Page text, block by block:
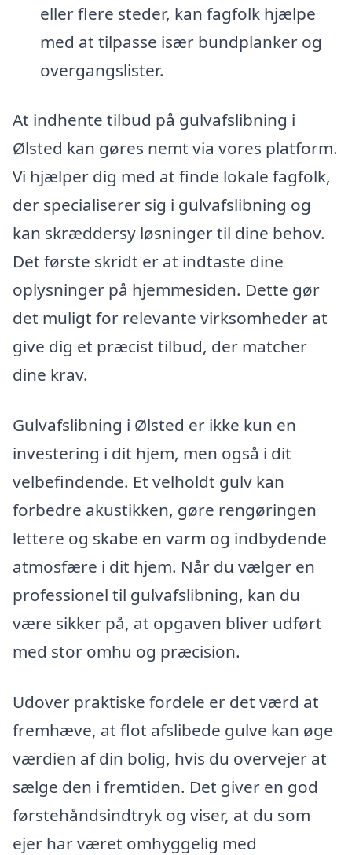
eller flere steder, kan fagfolk hjælpe
med at tilpasse især bundplanker og
overgangslister.
At indhente tilbud på gulvafslibning i
Ølsted kan gøres nemt via vores platform.
Vi hjælper dig med at finde lokale fagfolk,
der specialiserer sig i gulvafslibning og
kan skræddersy løsninger til dine behov.
Det første skridt er at indtaste dine
oplysninger på hjemmesiden. Dette gør
det muligt for relevante virksomheder at
give dig et præcist tilbud, der matcher
dine krav.
Gulvafslibning i Ølsted er ikke kun en
investering i dit hjem, men også i dit
velbefindende. Et velholdt gulv kan
forbedre akustikken, gøre rengøringen
lettere og skabe en varm og indbydende
atmosfære i dit hjem. Når du vælger en
professionel til gulvafslibning, kan du
være sikker på, at opgaven bliver udført
med stor omhu og præcision.
Udover praktiske fordele er det værd at
fremhæve, at flot afslibede gulve kan øge
værdien af din bolig, hvis du overvejer at
sælge den i fremtiden. Det giver en god
førstehåndsindtryk og viser, at du som
ejer har været omhyggelig med